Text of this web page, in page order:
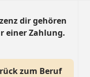
dir gehören
einer Zahlung.
zum Beruf